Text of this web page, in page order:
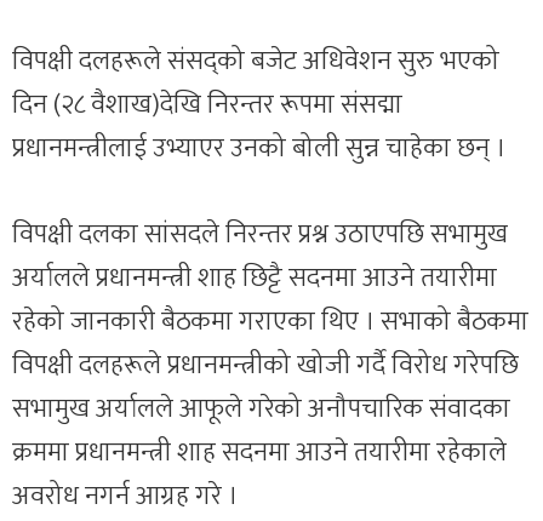
विपक्षी दलहरूले संसद्को बजेट अधिवेशन सुरु भएको
दिन (२८ वैशाख)देखि निरन्तर रूपमा संसद्मा
प्रधानमन्त्रीलाई उभ्याएर उनको बोली सुन्न चाहेका छन् ।
विपक्षी दलका सांसदले निरन्तर प्रश्न उठाएपछि सभामुख
अर्यालले प्रधानमन्त्री शाह छिट्टै सदनमा आउने तयारीमा
रहेको जानकारी बैठकमा गराएका थिए । सभाको बैठकमा
विपक्षी दलहरूले प्रधानमन्त्रीको खोजी गर्दै विरोध गरेपछि
सभामुख अर्यालले आफूले गरेको अनौपचारिक संवादका
क्रममा प्रधानमन्त्री शाह सदनमा आउने तयारीमा रहेकाले
अवरोध नगर्न आग्रह गरे ।